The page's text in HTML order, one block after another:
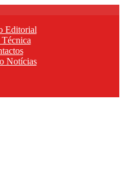
Editorial
Notícias